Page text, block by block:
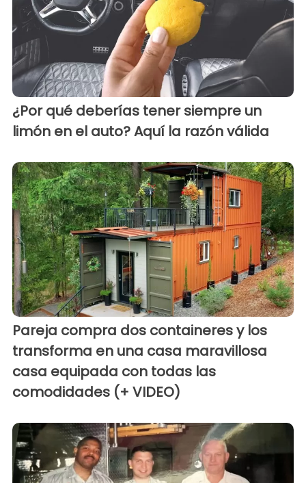
¿Por qué deberías tener siempre un
limón en el auto? Aquí la razón válida
Pareja compra dos containeres y los
transforma en una casa maravillosa
casa equipada con todas las
comodidades (+ VIDEO)